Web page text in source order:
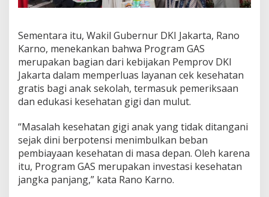
Sementara itu, Wakil Gubernur DKI Jakarta, Rano
Karno, menekankan bahwa Program GAS
merupakan bagian dari kebijakan Pemprov DKI
Jakarta dalam memperluas layanan cek kesehatan
gratis bagi anak sekolah, termasuk pemeriksaan
dan edukasi kesehatan gigi dan mulut.
“Masalah kesehatan gigi anak yang tidak ditangani
sejak dini berpotensi menimbulkan beban
pembiayaan kesehatan di masa depan. Oleh karena
itu, Program GAS merupakan investasi kesehatan
jangka panjang,” kata Rano Karno.